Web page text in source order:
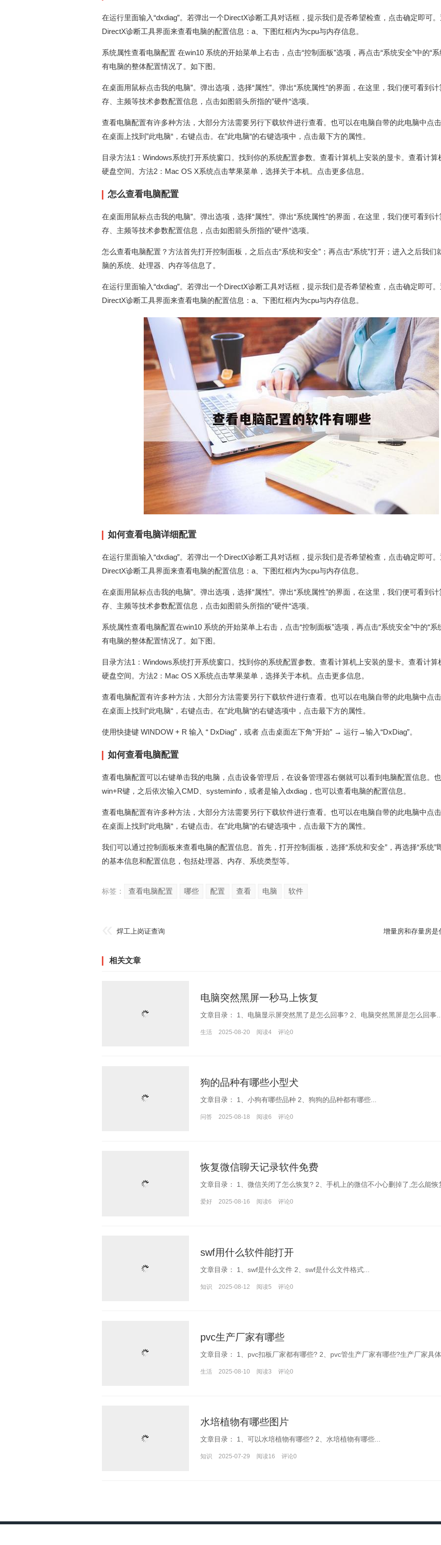
在运行里面输入“dxdiag”。若弹出一个DirectX诊断工具对话框，提示我们是否希望检查，点击确定即可
DirectX诊断工具界面来查看电脑的配置信息：a、下图红框内为cpu与内存信息。
系统属性查看电脑配置 在win10 系统的开始菜单上右击，点击“控制面板”选项，再点击“系统安全”中的“
有电脑的整体配置情况了。如下图。
在桌面用鼠标点击我的电脑”。弹出选项，选择“属性”。弹出“系统属性”的界面，在这里，我们便可看到
存、主频等技术参数配置信息，点击如图箭头所指的”硬件“选项。
查看电脑配置有许多种方法，大部分方法需要另行下载软件进行查看。也可以在电脑自带的此电脑中点击
在桌面上找到”此电脑“，右键点击。在”此电脑“的右键选项中，点击最下方的属性。
目录方法1：Windows系统打开系统窗口。找到你的系统配置参数。查看计算机上安装的显卡。查看计算
硬盘空间。方法2：Mac OS X系统点击苹果菜单，选择关于本机。点击更多信息。
怎么查看电脑配置
在桌面用鼠标点击我的电脑”。弹出选项，选择“属性”。弹出“系统属性”的界面，在这里，我们便可看到
存、主频等技术参数配置信息，点击如图箭头所指的”硬件“选项。
怎么查看电脑配置？方法首先打开控制面板，之后点击“系统和安全”；再点击“系统”打开；进入之后我们
脑的系统、处理器、内存等信息了。
在运行里面输入“dxdiag”。若弹出一个DirectX诊断工具对话框，提示我们是否希望检查，点击确定即可
DirectX诊断工具界面来查看电脑的配置信息：a、下图红框内为cpu与内存信息。
如何查看电脑详细配置
在运行里面输入“dxdiag”。若弹出一个DirectX诊断工具对话框，提示我们是否希望检查，点击确定即可
DirectX诊断工具界面来查看电脑的配置信息：a、下图红框内为cpu与内存信息。
在桌面用鼠标点击我的电脑”。弹出选项，选择“属性”。弹出“系统属性”的界面，在这里，我们便可看到
存、主频等技术参数配置信息，点击如图箭头所指的”硬件“选项。
系统属性查看电脑配置在win10 系统的开始菜单上右击，点击“控制面板”选项，再点击“系统安全”中的“系
有电脑的整体配置情况了。如下图。
目录方法1：Windows系统打开系统窗口。找到你的系统配置参数。查看计算机上安装的显卡。查看计算
硬盘空间。方法2：Mac OS X系统点击苹果菜单，选择关于本机。点击更多信息。
查看电脑配置有许多种方法，大部分方法需要另行下载软件进行查看。也可以在电脑自带的此电脑中点击
在桌面上找到”此电脑“，右键点击。在”此电脑“的右键选项中，点击最下方的属性。
使用快捷键 WINDOW + R 输入 “ DxDiag”，或者 点击桌面左下角“开始” → 运行→输入“DxDiag”。
如何查看电脑配置
查看电脑配置可以右键单击我的电脑，点击设备管理后，在设备管理器右侧就可以看到电脑配置信息。
win+R键，之后依次输入CMD、systeminfo，或者是输入dxdiag，也可以查看电脑的配置信息。
查看电脑配置有许多种方法，大部分方法需要另行下载软件进行查看。也可以在电脑自带的此电脑中点击
在桌面上找到”此电脑“，右键点击。在”此电脑“的右键选项中，点击最下方的属性。
我们可以通过控制面板来查看电脑的配置信息。首先，打开控制面板，选择“系统和安全”，再选择“系统”
的基本信息和配置信息，包括处理器、内存、系统类型等。
标签： 查看电脑配置 哪些 配置 查看 电脑 软件
焊工上岗证查询 增量房和存量房是
相关文章
电脑突然黑屏一秒马上恢复
文章目录： 1、电脑显示屏突然黑了是怎么回事? 2、电脑突然黑屏是怎么回事...
生活 2025-08-20 阅读4 评论0
狗的品种有哪些小型犬
文章目录： 1、小狗有哪些品种 2、狗狗的品种都有哪些...
问答 2025-08-18 阅读6 评论0
恢复微信聊天记录软件免费
文章目录： 1、微信关闭了怎么恢复? 2、手机上的微信不小心删掉了,怎么
爱好 2025-08-16 阅读6 评论0
swf用什么软件能打开
文章目录： 1、swf是什么文件 2、swf是什么文件格式...
知识 2025-08-12 阅读5 评论0
pvc生产厂家有哪些
文章目录： 1、pvc扣板厂家都有哪些? 2、pvc管生产厂家有哪些?生产厂
生活 2025-08-10 阅读3 评论0
水培植物有哪些图片
文章目录： 1、可以水培植物有哪些? 2、水培植物有哪些...
知识 2025-07-29 阅读16 评论0